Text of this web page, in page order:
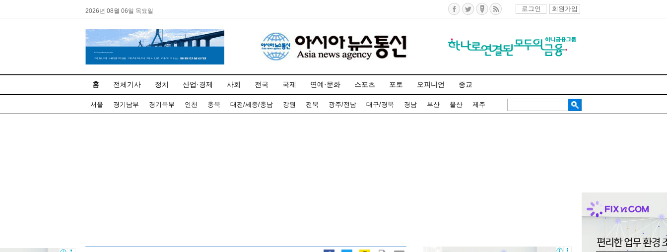
2026년 08월 06일 목요일 로그인 회원가입
홈 전체기사 정치 산업·경제 사회 전국 국제 연예·문화 스포츠 포토 오피니언 종교
서울 경기남부 경기북부 인천 충북 대전/세종/충남 강원 전북 광주/전남 대구/경북 경남 부산 울산 제주